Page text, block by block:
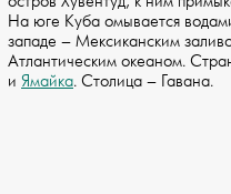
На юге Куба омывается
западе – Мексиканским
Атлантическим океаном.
и Ямайка. Столица – Гавана.